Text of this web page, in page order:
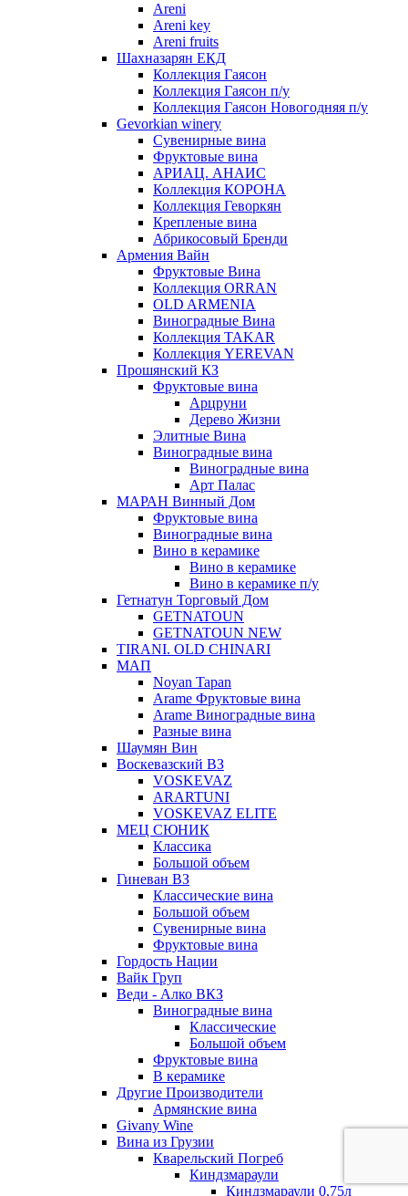
Areni
Areni key
Areni fruits
Шахназарян ЕКД
Коллекция Гаясон
Коллекция Гаясон п/у
Коллекция Гаясон Новогодняя п/у
Gevorkian winery
Сувенирные вина
Фруктовые вина
АРИАЦ. АНАИС
Коллекция КОРОНА
Коллекция Геворкян
Крепленые вина
Абрикосовый Бренди
Армения Вайн
Фруктовые Вина
Коллекция ORRAN
OLD ARMENIA
Виноградные Вина
Коллекция TAKAR
Коллекция YEREVAN
Прошянский КЗ
Фруктовые вина
Арцруни
Дерево Жизни
Элитные Вина
Виноградные вина
Виноградные вина
Арт Палас
МАРАН Винный Дом
Фруктовые вина
Виноградные вина
Вино в керамике
Вино в керамике
Вино в керамике п/у
Гетнатун Торговый Дом
GETNATOUN
GETNATOUN NEW
TIRANI. OLD CHINARI
МАП
Noyan Tapan
Arame Фруктовые вина
Arame Виноградные вина
Разные вина
Шаумян Вин
Воскевазский ВЗ
VOSKEVAZ
ARARTUNI
VOSKEVAZ ELITE
МЕЦ СЮНИК
Классика
Большой объем
Гиневан ВЗ
Классические вина
Большой объем
Сувенирные вина
Фруктовые вина
Гордость Нации
Вайк Груп
Веди - Алко ВКЗ
Виноградные вина
Классические
Большой объем
Фруктовые вина
В керамике
Другие Производители
Армянские вина
Givany Wine
Вина из Грузии
Кварельский Погреб
Киндзмараули
Киндзмараули 0,75л